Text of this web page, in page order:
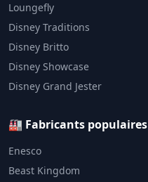
Loungefly
Disney Traditions
Disney Britto
Disney Showcase
Disney Grand Jester
🏭 Fabricants populaires
Enesco
Beast Kingdom